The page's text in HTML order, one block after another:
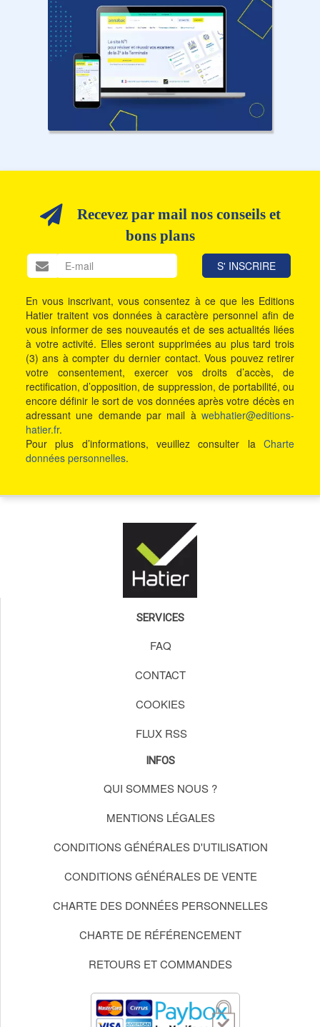
Recevez par mail nos conseils et
bons plans
En vous inscrivant, vous consentez à ce que les Editions
Hatier traitent vos données à caractère personnel afin de
vous informer de ses nouveautés et de ses actualités liées
à votre activité. Elles seront supprimées au plus tard trois
(3) ans à compter du dernier contact. Vous pouvez retirer
votre consentement, exercer vos droits d’accès, de
rectification, d’opposition, de suppression, de portabilité, ou
encore définir le sort de vos données après votre décès en
adressant une demande par mail à webhatier@editions-
hatier.fr.
Pour plus d’informations, veuillez consulter la Charte
données personnelles.
SERVICES
FAQ
CONTACT
COOKIES
FLUX RSS
INFOS
QUI SOMMES NOUS ?
MENTIONS LÉGALES
CONDITIONS GÉNÉRALES D'UTILISATION
CONDITIONS GÉNÉRALES DE VENTE
CHARTE DES DONNÉES PERSONNELLES
CHARTE DE RÉFÉRENCEMENT
RETOURS ET COMMANDES